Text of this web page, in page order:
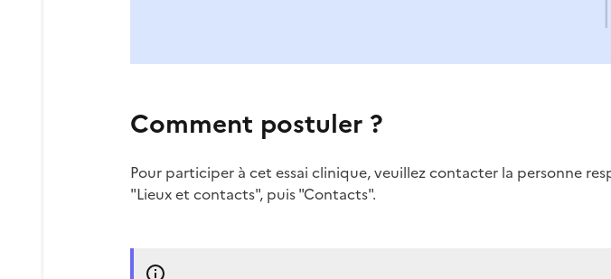
Comment postuler ?
Pour participer à cet essai clinique, veuillez contacter la personne
"Lieux et contacts", puis "Contacts".